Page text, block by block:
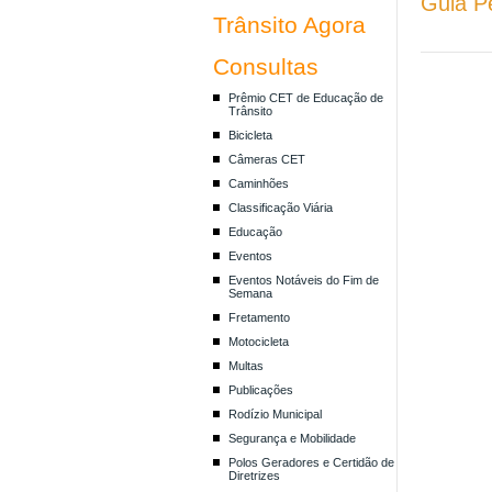
Trânsito Agora
Consultas
Prêmio CET de Educação de
Trânsito
Bicicleta
Câmeras CET
Caminhões
Classificação Viária
Educação
Eventos
Eventos Notáveis do Fim de
Semana
Fretamento
Motocicleta
Multas
Publicações
Rodízio Municipal
Segurança e Mobilidade
Polos Geradores e Certidão de
Diretrizes